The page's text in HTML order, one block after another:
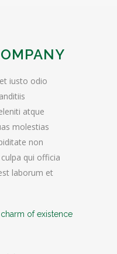
iusto odio
atque
molestias
non
qui officia
laborum et
of existence